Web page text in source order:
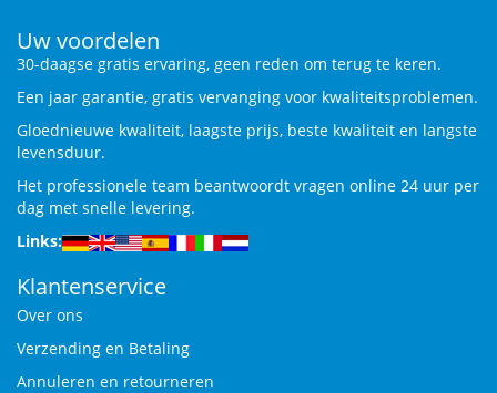
Uw voordelen
30-daagse gratis ervaring, geen reden om terug te keren.
Een jaar garantie, gratis vervanging voor kwaliteitsproblemen.
Gloednieuwe kwaliteit, laagste prijs, beste kwaliteit en langste
levensduur.
Het professionele team beantwoordt vragen online 24 uur per
dag met snelle levering.
Links:
Klantenservice
Over ons
Verzending en Betaling
Annuleren en retourneren